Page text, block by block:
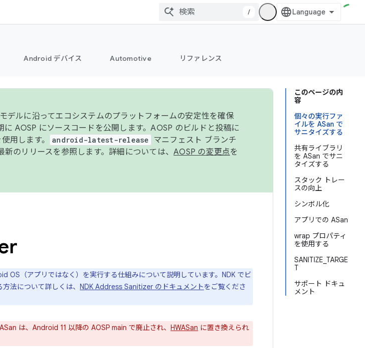
/
Android デバイス Automotive リファレンス
このページの内
容
個々の実行ファ
イルを ASan で
サニタイズする
共有ライブラリ
を ASan でサニ
タイズする
スタック トレー
スの向上
シンボル化
アプリでの ASan
wrap プロパティ
を使用する
SANITIZE_TARGE
T
サポート ドキュ
メント
デルに沿ってエコシステムのプラットフォームの安定性を確保
AOSP にソースコードを公開します。AOSP のビルドと投稿に
用します。 android-latest-release
マニフェスト ブランチ
のリリースを参照します。詳細については、 AOSP の変更点を
OS（アプリではなく）を実行する仕組みについて説明しています。NDK でビ
法について詳しくは、 NDK Address Sanitizer のドキュメントをご覧くださ
は、Android 11 以降の AOSP main で廃止され、 HWASan に置き換えられ